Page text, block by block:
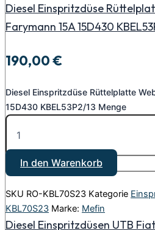
Diesel Einspritzdüse
Farymann 15A 15D430
190,00€
Diesel Einspritzdüse Rüttelplatte
15D430 KBEL53P2/13 Menge
In den Warenkorb
SKU RO-KBL70S23 Kategorie
KBL70S23 Marke: Mefin
Diesel Einspritzdüsen UTB